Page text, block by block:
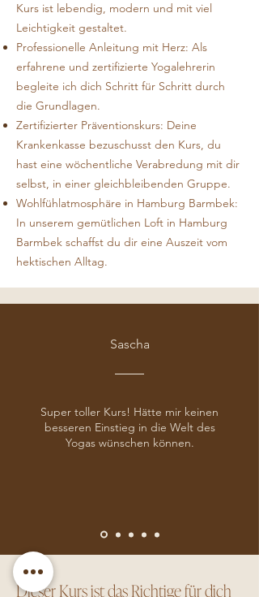
Kurs ist lebendig, modern und mit viel
Leichtigkeit gestaltet.
Professionelle Anleitung mit Herz: Als
erfahrene und zertifizierte Yogalehrerin
begleite ich dich Schritt für Schritt durch
die Grundlagen.
Zertifizierter Präventionskurs: Deine
Krankenkasse bezuschusst den Kurs, du
hast eine wöchentliche Verabredung mit dir
selbst, in einer gleichbleibenden Gruppe.
Wohlfühlatmosphäre in Hamburg Barmbek:
In unserem gemütlichen Loft in Hamburg
Barmbek schaffst du dir eine Auszeit vom
hektischen Alltag.
Sascha
Super toller Kurs! Hätte mir keinen
besseren Einstieg in die Welt des
Yogas wünschen können.
Dieser Kurs ist das Richtige für dich